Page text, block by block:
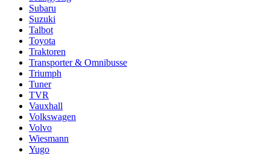
Subaru
Suzuki
Talbot
Toyota
Traktoren
Transporter & Omnibusse
Triumph
Tuner
TVR
Vauxhall
Volkswagen
Volvo
Wiesmann
Yugo